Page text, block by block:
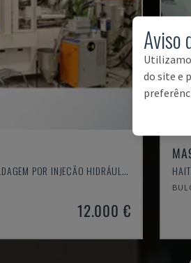
KRAUSS MAFFEI - MÁQUINA DE MOLDAGEM POR INJEÇÃO HIDRÁULICA
12.000 €
Aviso
do site e